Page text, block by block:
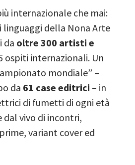
internazionale che mai:
linguaggi della Nona Arte
da oltre 300 artisti e
ospiti internazionali. Un
mondiale” –
da 61 case editrici – in
di fumetti di ogni età
vivo di incontri,
variant cover ed